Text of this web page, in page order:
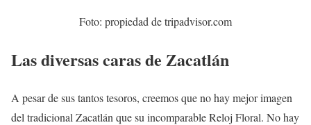
Foto: propiedad de tripadvisor.com
Las diversas caras de Zacatlán
A pesar de sus tantos tesoros, creemos que no hay mejor imagen
del tradicional Zacatlán que su incomparable Reloj Floral. No hay